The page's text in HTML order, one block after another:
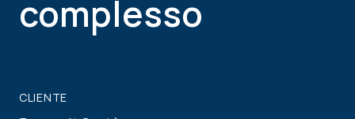
complesso
CLIENTE